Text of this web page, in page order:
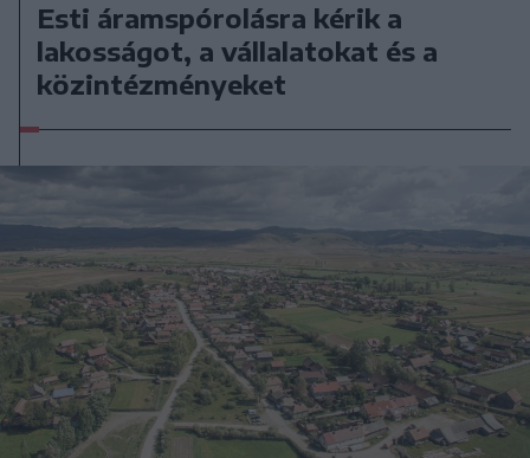
Esti áramspórolásra kérik a
lakosságot, a vállalatokat és a
közintézményeket